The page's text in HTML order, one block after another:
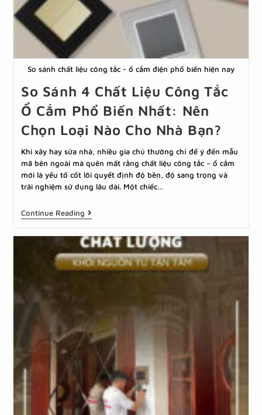
So sánh chất liệu công tắc - ổ cắm điện phổ biến hiện nay
So Sánh 4 Chất Liệu Công Tắc
Ổ Cắm Phổ Biến Nhất: Nên
Chọn Loại Nào Cho Nhà Bạn?
Khi xây hay sửa nhà, nhiều gia chủ thường chỉ để ý đến mẫu
mã bên ngoài mà quên mất rằng chất liệu công tắc – ổ cắm
mới là yếu tố cốt lõi quyết định độ bền, độ sang trọng và
trải nghiệm sử dụng lâu dài. Một chiếc…
Continue Reading